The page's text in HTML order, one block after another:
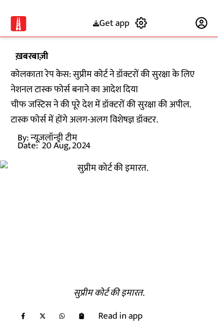
Get app
ख़बरबाज़ी
कोलकाता रेप केस: सुप्रीम कोर्ट ने डॉक्टरों की सुरक्षा के लिए
नेशनल टास्क फोर्स बनाने का आदेश दिया
चीफ जस्टिस ने की पूरे देश में डॉक्टरों की सुरक्षा की अपील.
टास्क फोर्स में होंगे अलग-अलग विशेषज्ञ डॉक्टर.
By:न्यूज़लॉन्ड्री टीम
Date: 20 Aug, 2024
सुप्रीम कोर्ट की इमारत.
Read in app